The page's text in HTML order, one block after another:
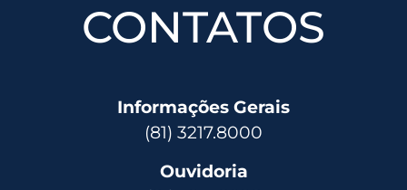
CONTATOS
Informações Gerais
(81) 3217.8000
Ouvidoria